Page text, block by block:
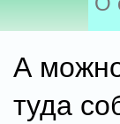
А
туда